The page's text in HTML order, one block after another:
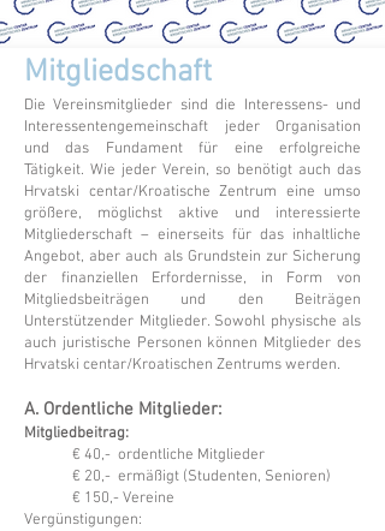
Mitgliedschaft
Die Vereinsmitglieder sind die Interessens- und
Interessentengemeinschaft jeder Organisation
und das Fundament für eine erfolgreiche
Tätigkeit. Wie jeder Verein, so benötigt auch das
Hrvatski centar/Kroatische Zentrum eine umso
größere, möglichst aktive und interessierte
Mitgliederschaft – einerseits für das inhaltliche
Angebot, aber auch als Grundstein zur Sicherung
der finanziellen Erfordernisse, in Form von
Mitgliedsbeiträgen und den Beiträgen
Unterstützender Mitglieder. Sowohl physische als
auch juristische Personen können Mitglieder des
Hrvatski centar/Kroatischen Zentrums werden.
A. Ordentliche Mitglieder:
Mitgliedbeitrag:
€ 40,- ordentliche Mitglieder
€ 20,- ermäßigt (Studenten, Senioren)
€ 150,- Vereine
Vergünstigungen: